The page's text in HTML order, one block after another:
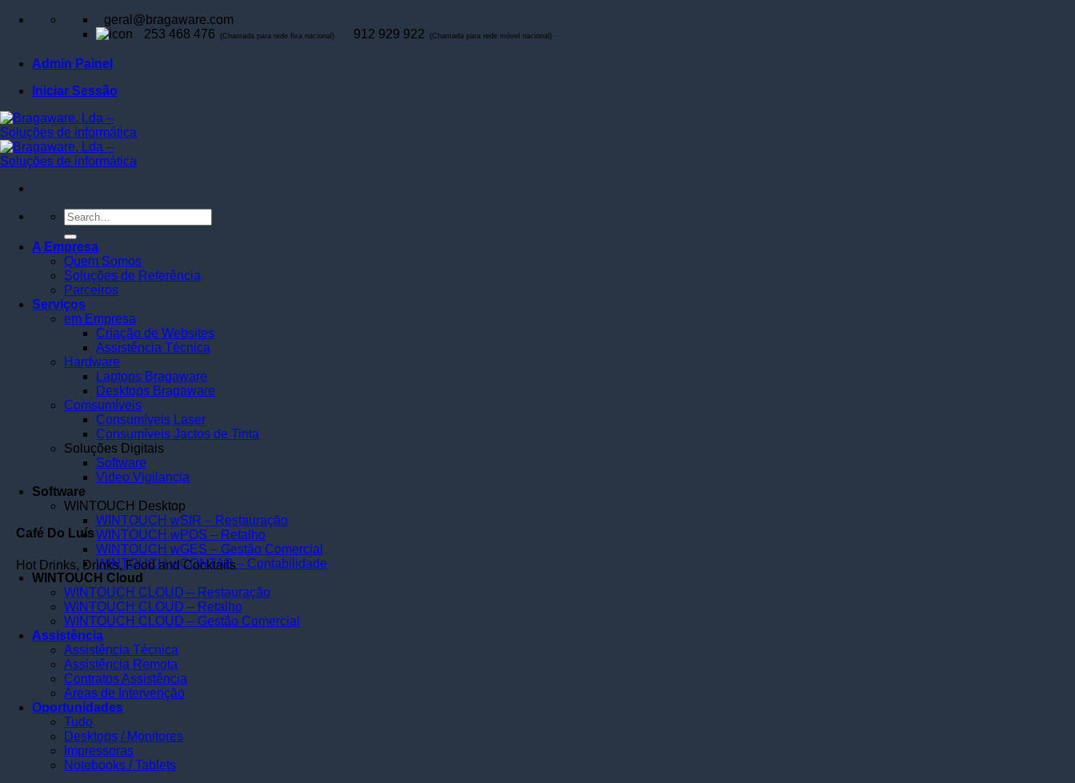
Skip
geral@bragaware.com
253 468 476
(Chamada para rede fixa nacional) 912 929 922 (Chamada para rede móvel nacional)
Admin Painel
Iniciar Sessão
A Empresa
Quem Somos
Soluções de Referência
Parceiros
Serviços
em Empresa
Criação de Websites
Assistência Técnica
Hardware
Laptops Bragaware
Desktops Bragaware
Comsumíveis
Consumíveis Laser
Consumíveis Jactos de Tinta
Soluções Digitais
Software
Video Vigilancia
Software
WINTOUCH Desktop
WINTOUCH wSIR – Restauração
WINTOUCH wPOS – Retalho
WINTOUCH wGES – Gestão Comercial
WINTOUCH wCONTAB – Contabilidade
WINTOUCH Cloud
WINTOUCH CLOUD – Restauração
WINTOUCH CLOUD – Retalho
WINTOUCH CLOUD – Gestão Comercial
Assistência
Assistência Técnica
Assistência Remota
Contratos Assistência
Áreas de Intervenção
Oportunidades
Tudo
Desktops / Monitores
Impressoras
Notebooks / Tablets
Café Do Luís
Hot Drinks, Drinks, Food and Cocktails